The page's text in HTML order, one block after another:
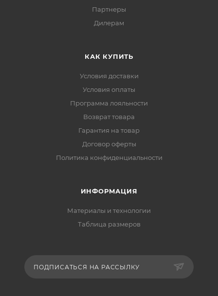
Партнеры
Дилерам
КАК КУПИТЬ
Условия доставки
Условия оплаты
Программа лояльности
Возврат товара
Гарантия на товар
Договор оферты
Политика конфиденциальности
ИНФОРМАЦИЯ
Материалы и технологии
Таблица размеров
ПОДПИСАТЬСЯ НА РАССЫЛКУ